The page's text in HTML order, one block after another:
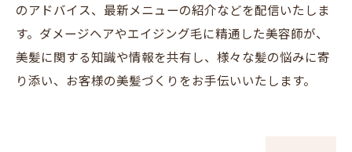
のアドバイス、最新メニューの紹介などを配信いたしま
す。ダメージヘアやエイジング毛に精通した美容師が、
美髪に関する知識や情報を共有し、様々な髪の悩みに寄
り添い、お客様の美髪づくりをお手伝いいたします。